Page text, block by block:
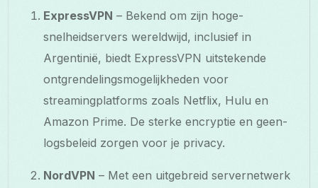
ExpressVPN – Bekend om zijn hoge-
snelheidservers wereldwijd, inclusief in
Argentinië, biedt ExpressVPN uitstekende
ontgrendelingsmogelijkheden voor
streamingplatforms zoals Netflix, Hulu en
Amazon Prime. De sterke encryptie en geen-
logsbeleid zorgen voor je privacy.
NordVPN – Met een uitgebreid servernetwerk